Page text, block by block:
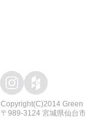
Copyright(C)2014
〒989-3124 宮城県仙台